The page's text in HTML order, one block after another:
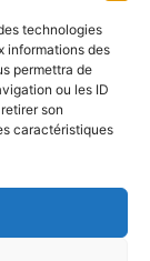
technologies
informations des
permettra de
ou les ID
son
caractéristiques